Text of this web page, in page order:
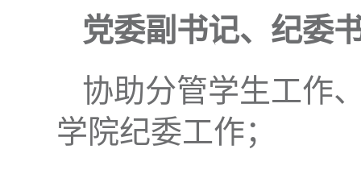
党委副书记、纪委
协助分管学生工作
学院纪委工作；